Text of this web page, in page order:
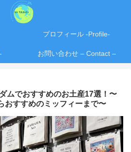
プロフィール -Profile-
お問い合わせ – Contact –
ムでおすすめのお土産17選！〜
おすすめのミッフィーまで〜